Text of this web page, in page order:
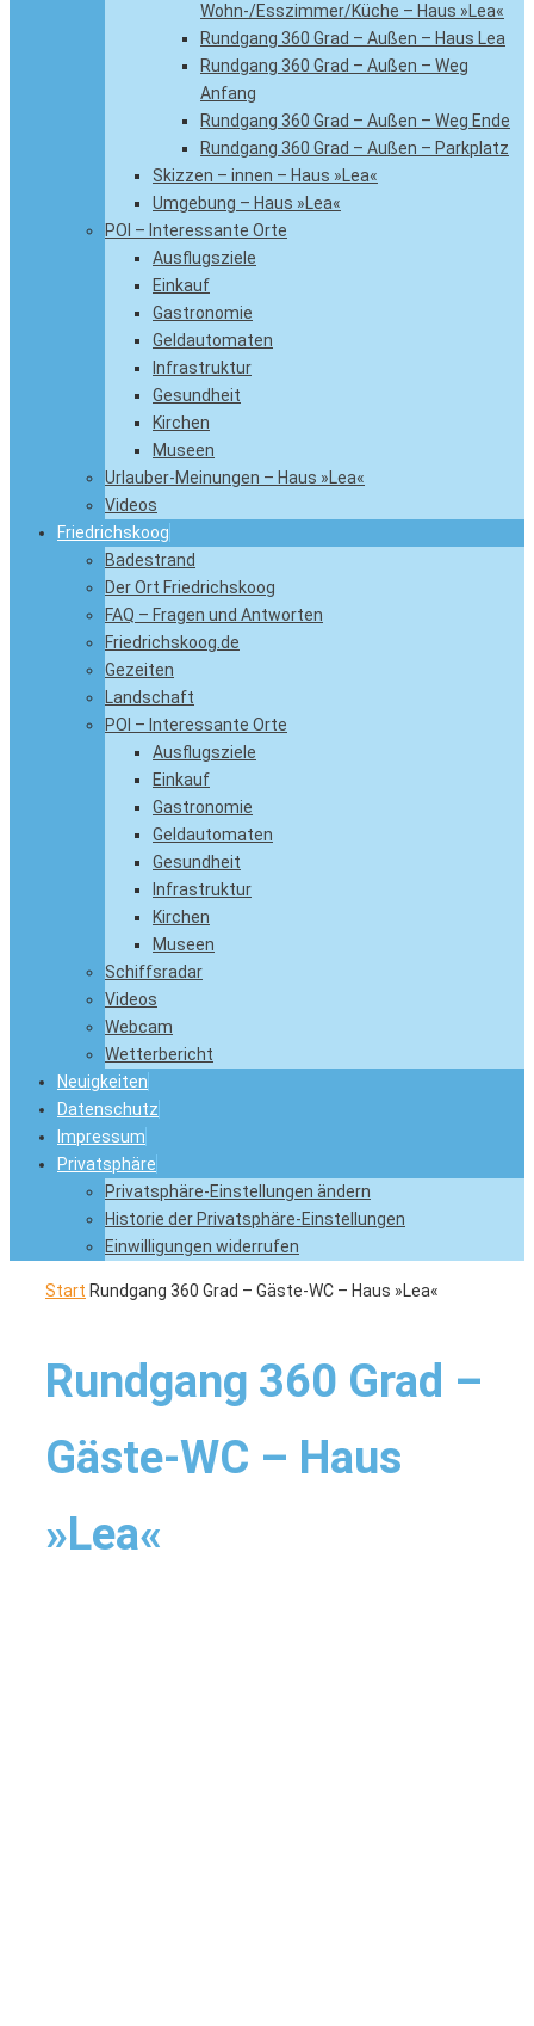
Wohn-/Esszimmer/Küche – Haus »Lea«
Rundgang 360 Grad – Außen – Haus Lea
Rundgang 360 Grad – Außen – Weg
Anfang
Rundgang 360 Grad – Außen – Weg Ende
Rundgang 360 Grad – Außen – Parkplatz
Skizzen – innen – Haus »Lea«
Umgebung – Haus »Lea«
POI – Interessante Orte
Ausflugsziele
Einkauf
Gastronomie
Geldautomaten
Infrastruktur
Gesundheit
Kirchen
Museen
Urlauber-Meinungen – Haus »Lea«
Videos
Friedrichskoog
Badestrand
Der Ort Friedrichskoog
FAQ – Fragen und Antworten
Friedrichskoog.de
Gezeiten
Landschaft
POI – Interessante Orte
Ausflugsziele
Einkauf
Gastronomie
Geldautomaten
Gesundheit
Infrastruktur
Kirchen
Museen
Schiffsradar
Videos
Webcam
Wetterbericht
Neuigkeiten
Datenschutz
Impressum
Privatsphäre
Privatsphäre-Einstellungen ändern
Historie der Privatsphäre-Einstellungen
Einwilligungen widerrufen
Start Rundgang 360 Grad – Gäste-WC – Haus »Lea«
Rundgang 360 Grad –
Gäste-WC – Haus
»Lea«